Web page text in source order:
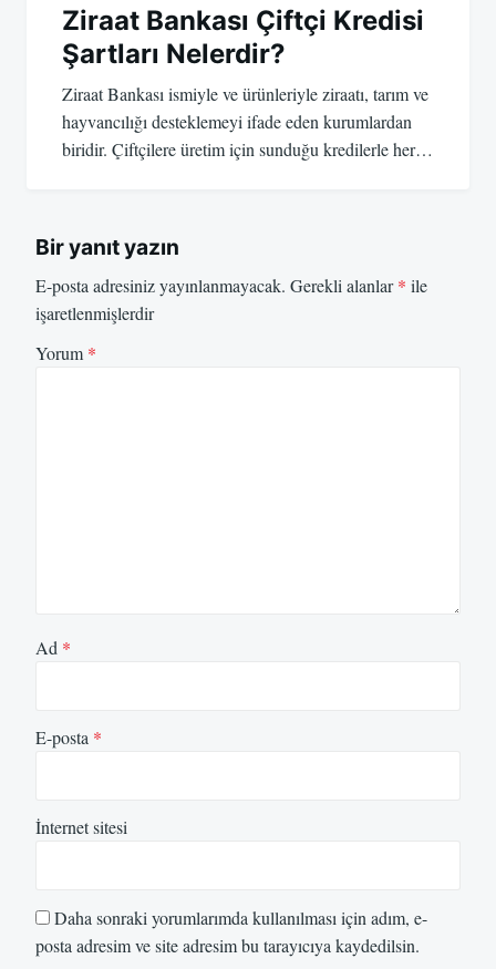
Ziraat Bankası Çiftçi Kredisi
Şartları Nelerdir?
Ziraat Bankası ismiyle ve ürünleriyle ziraatı, tarım ve
hayvancılığı desteklemeyi ifade eden kurumlardan
biridir. Çiftçilere üretim için sunduğu kredilerle her…
Bir yanıt yazın
E-posta adresiniz yayınlanmayacak. Gerekli alanlar* ile
işaretlenmişlerdir
Yorum *
Ad *
E-posta *
İnternet sitesi
Daha sonraki yorumlarımda kullanılması için adım, e-
posta adresim ve site adresim bu tarayıcıya kaydedilsin.